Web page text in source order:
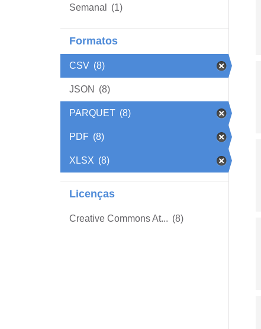
Semanal (1)
Formatos
CSV (8)
JSON (8)
PARQUET (8)
PDF (8)
XLSX (8)
Licenças
Creative Commons At... (8)